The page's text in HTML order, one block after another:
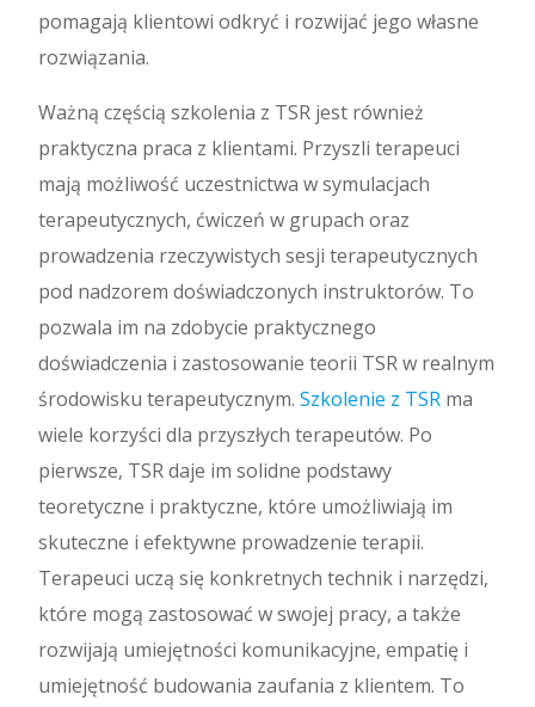
pomagają klientowi odkryć i rozwijać jego własne
rozwiązania.
Ważną częścią szkolenia z TSR jest również
praktyczna praca z klientami. Przyszli terapeuci
mają możliwość uczestnictwa w symulacjach
terapeutycznych, ćwiczeń w grupach oraz
prowadzenia rzeczywistych sesji terapeutycznych
pod nadzorem doświadczonych instruktorów. To
pozwala im na zdobycie praktycznego
doświadczenia i zastosowanie teorii TSR w realnym
środowisku terapeutycznym. Szkolenie z TSR ma
wiele korzyści dla przyszłych terapeutów. Po
pierwsze, TSR daje im solidne podstawy
teoretyczne i praktyczne, które umożliwiają im
skuteczne i efektywne prowadzenie terapii.
Terapeuci uczą się konkretnych technik i narzędzi,
które mogą zastosować w swojej pracy, a także
rozwijają umiejętności komunikacyjne, empatię i
umiejętność budowania zaufania z klientem. To